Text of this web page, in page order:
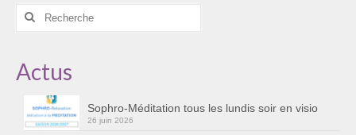
Sophro-Méditation tous les lundis soir en visio
Prendre contact
Bertrand Thomas, Psychopraticien
Rechercher
Actus
Sophro-Méditation tous les lundis soir en visio
26 juin 2026